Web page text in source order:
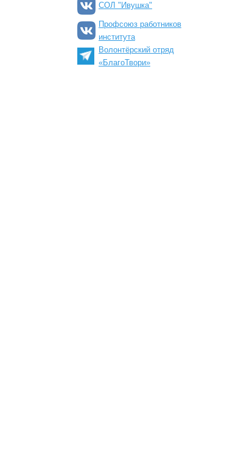
СОЛ "Ивушка"
Профсоюз работников
института
Волонтёрский отряд
«БлагоТвори»